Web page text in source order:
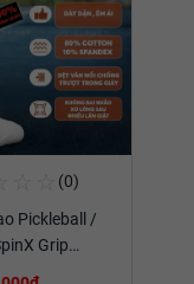
(0)
Pickleball /
Grip…